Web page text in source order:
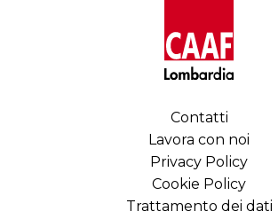
Contatti
Lavora con noi
Privacy Policy
Cookie Policy
Trattamento dei dati